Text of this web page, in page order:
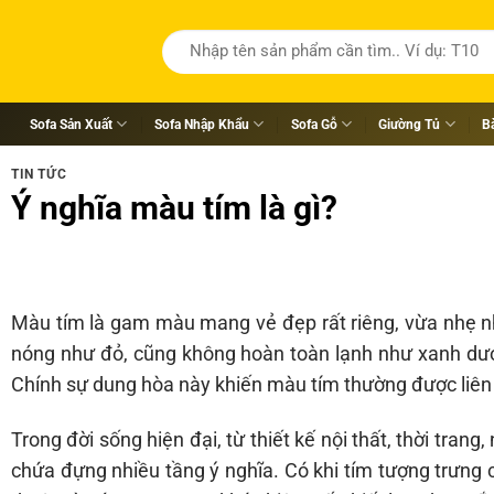
Tìm
kiếm:
Sofa Sản Xuất Sofa Nhập Khẩu Sofa Gỗ Giường Tủ
TIN TỨC
Ý nghĩa màu tím là gì?
Màu tím là gam màu mang vẻ đẹp rất riêng, vừa nhẹ
nóng như đỏ, cũng không hoàn toàn lạnh như xanh
Chính sự dung hòa này khiến màu tím thường được
Trong đời sống hiện đại, từ thiết kế nội thất, thời
chứa đựng nhiều tầng ý nghĩa. Có khi tím tượng trưng